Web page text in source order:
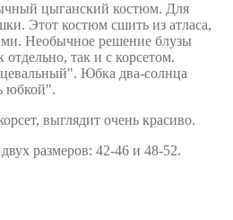
цыганский костюм. Для
Этот костюм сшить из атласа,
Необычное решение блузы
отдельно, так и с корсетом.
Юбка два-солнца
юбкой".
выглядит очень красиво.
размеров: 42-46 и 48-52.